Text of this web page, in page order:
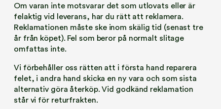
Om varan inte motsvarar det som utlovats eller är
felaktig vid leverans, har du rätt att reklamera.
Reklamationen måste ske inom skälig tid (senast tre
år från köpet). Fel som beror på normalt slitage
omfattas inte.
Vi förbehåller oss rätten att i första hand reparera
felet, i andra hand skicka en ny vara och som sista
alternativ göra återköp. Vid godkänd reklamation
står vi för returfrakten.